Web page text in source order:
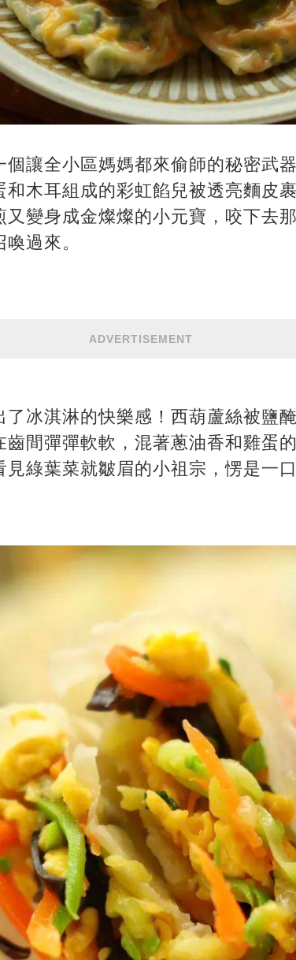
個讓全小區媽媽都來偷師的秘密
木耳組成的彩虹餡兒被透亮麵皮
變身成金燦燦的小元寶，咬下去
過來。
ADVERTISEMENT
冰淇淋的快樂感！西葫蘆絲被鹽
間彈彈軟軟，混著蔥油香和雞蛋
綠葉菜就皺眉的小祖宗，愣是一